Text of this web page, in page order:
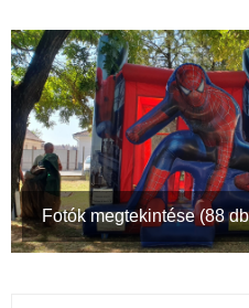
Fotók megtekintése (88